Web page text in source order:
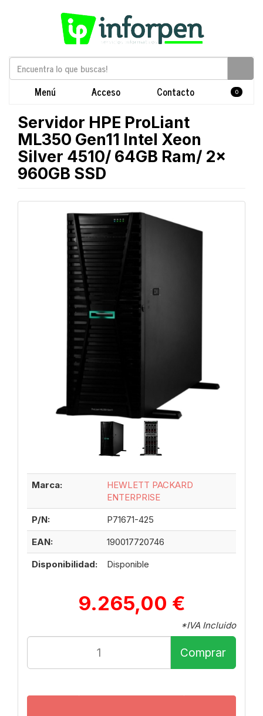
Menú Acceso Contacto 0
Servidor HPE ProLiant
ML350 Gen11 Intel Xeon
Silver 4510/ 64GB Ram/ 2x
960GB SSD
Marca:
HEWLETT PACKARD
ENTERPRISE
P/N:
P71671-425
EAN:
190017720746
Disponibilidad:
Disponible
9.265,00 €
*IVA Incluido
Comprar